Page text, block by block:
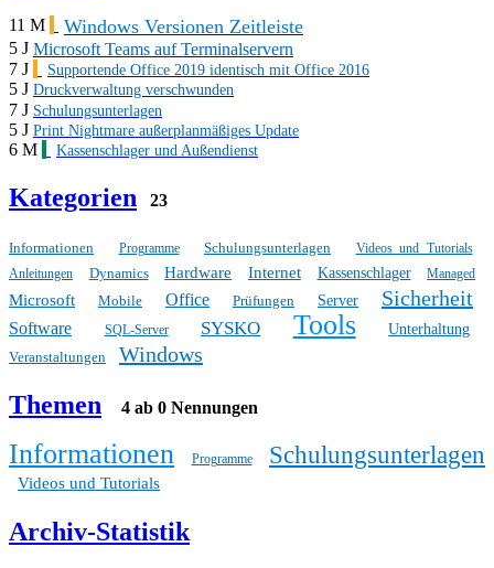
11 M Windows Versionen Zeitleiste
5 J Microsoft Teams auf Terminalservern
7 J
Supportende Office 2019 identisch mit Office 2016
5 J Druckverwaltung verschwunden
7 J Schulungsunterlagen
5 J Print Nightmare außerplanmäßiges Update
6 M Kassenschlager und Außendienst
Kategorien 23
Informationen Programme Schulungsunterlagen
Videos und Tutorials
Anleitungen
Dynamics Hardware Internet Kassenschlager Managed
Microsoft Mobile Office Prüfungen Server Sicherheit
Software SQL-Server SYSKO Tools
Unterhaltung
Veranstaltungen
Windows
Themen 4 ab 0 Nennungen
Informationen Programme Schulungsunterlagen
Videos und Tutorials
Archiv-Statistik